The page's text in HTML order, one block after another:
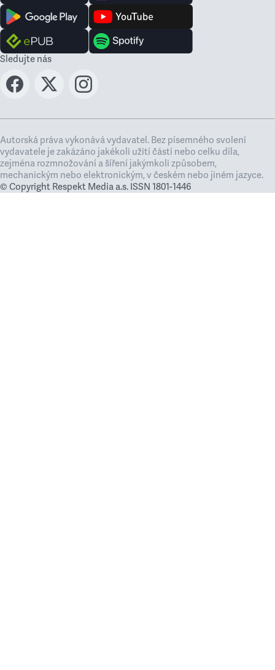
Sledujte nás
Autorská práva vykonává vydavatel. Bez písemného svolení
vydavatele je zakázáno jakékoli užití částí nebo celku díla,
zejména rozmnožování a šíření jakýmkoli způsobem,
mechanickým nebo elektronickým, v českém nebo jiném jazyce.
© Copyright Respekt Media a.s. ISSN 1801-1446